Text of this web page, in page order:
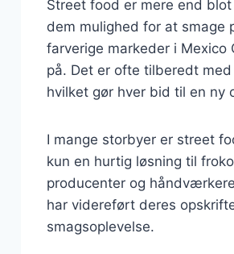
Street food er mere end
dem mulighed for at smage
farverige markeder i
på. Det er ofte tilberedt
hvilket gør hver bid til en ny
I mange storbyer er street
kun en hurtig løsning til
producenter og
har videreført deres
smagsoplevelse.